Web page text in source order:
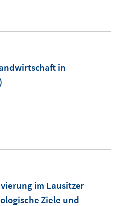
in
im Lausitzer
Ziele und